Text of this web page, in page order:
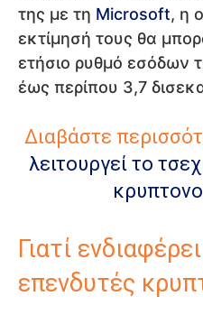
της με τη Microsoft, η
εκτίμησή τους θα
ετήσιο ρυθμό εσόδων
έως περίπου 3,7
Διαβάστε
λειτουργεί το
Γιατί
επενδυτές